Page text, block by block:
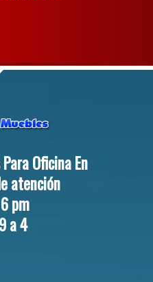
Oficina En
atención
pm
a 4